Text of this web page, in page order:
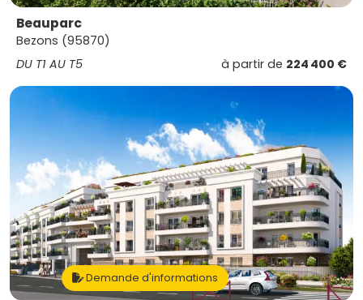
Beauparc
Bezons (95870)
DU T1 AU T5
à partir de 224 400 €
Demande d'informations